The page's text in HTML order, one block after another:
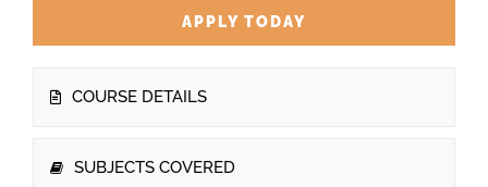
APPLY TODAY
COURSE DETAILS
SUBJECTS COVERED